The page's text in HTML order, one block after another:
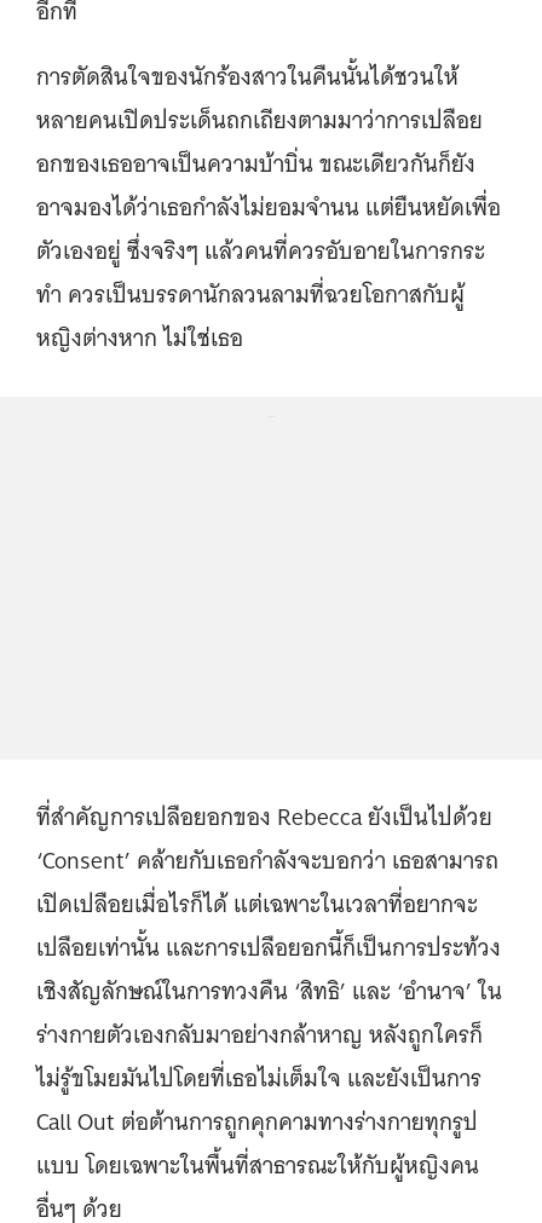
อีกที
การตัดสินใจของนักร้องสาวในคืนนั้นได้ชวนให้
หลายคนเปิดประเด็นถกเถียงตามมาว่าการเปลือย
อกของเธออาจเป็นความบ้าบิ่น ขณะเดียวกันก็ยัง
อาจมองได้ว่าเธอกำลังไม่ยอมจำนน แต่ยืนหยัดเพื่อ
ตัวเองอยู่ ซึ่งจริงๆ แล้วคนที่ควรอับอายในการกระ
ทำ ควรเป็นบรรดานักลวนลามที่ฉวยโอกาสกับผู้
หญิงต่างหาก ไม่ใช่เธอ
ที่สำคัญการเปลือยอกของ Rebecca ยังเป็นไปด้วย
‘Consent’ คล้ายกับเธอกำลังจะบอกว่า เธอสามารถ
เปิดเปลือยเมื่อไรก็ได้ แต่เฉพาะในเวลาที่อยากจะ
เปลือยเท่านั้น และการเปลือยอกนี้ก็เป็นการประท้วง
เชิงสัญลักษณ์ในการทวงคืน ‘สิทธิ’ และ ‘อำนาจ’ ใน
ร่างกายตัวเองกลับมาอย่างกล้าหาญ หลังถูกใครก็
ไม่รู้ขโมยมันไปโดยที่เธอไม่เต็มใจ และยังเป็นการ
Call Out ต่อต้านการถูกคุกคามทางร่างกายทุกรูป
แบบ โดยเฉพาะในพื้นที่สาธารณะให้กับผู้หญิงคน
อื่นๆ ด้วย